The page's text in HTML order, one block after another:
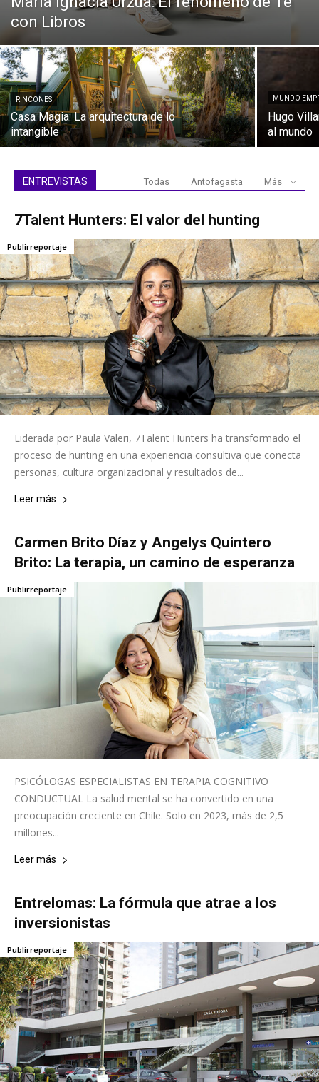
con Libros
RINCONES
Casa Magia: La arquitectura de lo
intangible
MUNDO
Hugo
al mundo
ENTREVISTAS Todas Antofagasta Más
7Talent Hunters: El valor del hunting
Publirreportaje
Liderada por Paula Valeri, 7Talent Hunters ha transformado el
proceso de hunting en una experiencia consultiva que conecta
personas, cultura organizacional y resultados de...
Leer más
Carmen Brito Díaz y Angelys Quintero
Brito: La terapia, un camino de esperanza
Publirreportaje
PSICÓLOGAS ESPECIALISTAS EN TERAPIA COGNITIVO
CONDUCTUAL La salud mental se ha convertido en una
preocupación creciente en Chile. Solo en 2023, más de 2,5
millones...
Leer más
Entrelomas: La fórmula que atrae a los
inversionistas
Publirreportaje